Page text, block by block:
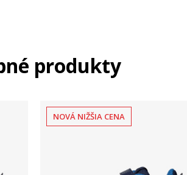
produkty
NOVÁ NIŽŠIA CENA